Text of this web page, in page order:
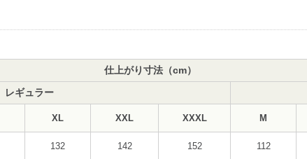
仕上がり寸法（cm）
レギュラー
XL XXL XXXL M
132 142 152 112